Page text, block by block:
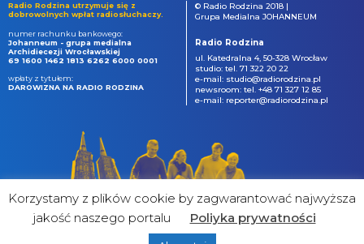
Radio Rodzina utrzymuje się z
dobrowolnych wpłat radiosłuchaczy.
numer rachunku bankowego:
Johanneum - grupa medialna
Archidiecezji Wrocławskiej
69 1600 1462 1813 6262 6000 0001
wpłaty z tytułem:
DAROWIZNA NA RADIO RODZINA
© Radio Rodzina 2018 |
Grupa Medialna JOHANNEUM
Radio Rodzina
ul. Katedralna 4, 50-328 Wrocław
studio: tel. 71 322 20 22
e-mail: studio@radiorodzina.pl
newsroom: tel. +48 71 327 12 85
e-mail: reporter@radiorodzina.pl
Korzystamy z plików cookie by zagwarantować najwyższa
jakość naszego portalu
Poliyka prywatności